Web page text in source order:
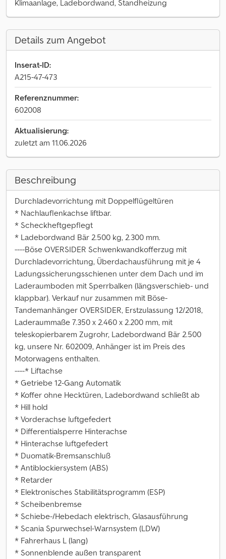
Klimaanlage, Ladebordwand, Standheizung
Details zum Angebot
Inserat-ID:
A215-47-473
Referenznummer:
602008
Aktualisierung:
zuletzt am 11.06.2026
Beschreibung
Durchladevorrichtung mit Doppelflügeltüren
* Nachlauflenkachse liftbar.
* Scheckheftgepflegt
* Ladebordwand Bär 2.500 kg, 2.300 mm.
----Böse OVERSIDER Schwenkwandkofferzug mit
Durchladevorrichtung, Überdachausführung mit je 4
Ladungssicherungsschienen unter dem Dach und im
Laderaumboden mit Sperrbalken (längsverschieb- und
klappbar). Verkauf nur zusammen mit Böse-
Tandemanhänger OVERSIDER, Erstzulassung 12/2018,
Laderaummaße 7.350 x 2.460 x 2.200 mm, mit
teleskopierbarem Zugrohr, Ladebordwand Bär 2.500
kg, unsere Nr. 602009, Anhänger ist im Preis des
Motorwagens enthalten.
----* Liftachse
* Getriebe 12-Gang Automatik
* Koffer ohne Hecktüren, Ladebordwand schließt ab
* Hill hold
* Vorderachse luftgefedert
* Differentialsperre Hinterachse
* Hinterachse luftgefedert
* Duomatik-Bremsanschluß
* Antiblockiersystem (ABS)
* Retarder
* Elektronisches Stabilitätsprogramm (ESP)
* Scheibenbremse
* Schiebe-/Hebedach elektrisch, Glasausführung
* Scania Spurwechsel-Warnsystem (LDW)
* Fahrerhaus L (lang)
* Sonnenblende außen transparent